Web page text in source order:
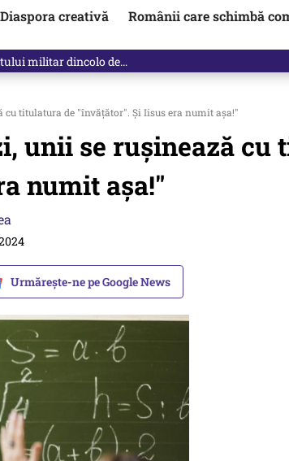
Diaspora creativă
Românii care schimbă
militar dincolo de…
titulatura de "învățător". Și Iisus era numit așa!"
unii se rușinează cu
numit așa!"
Urmărește-ne pe Google News